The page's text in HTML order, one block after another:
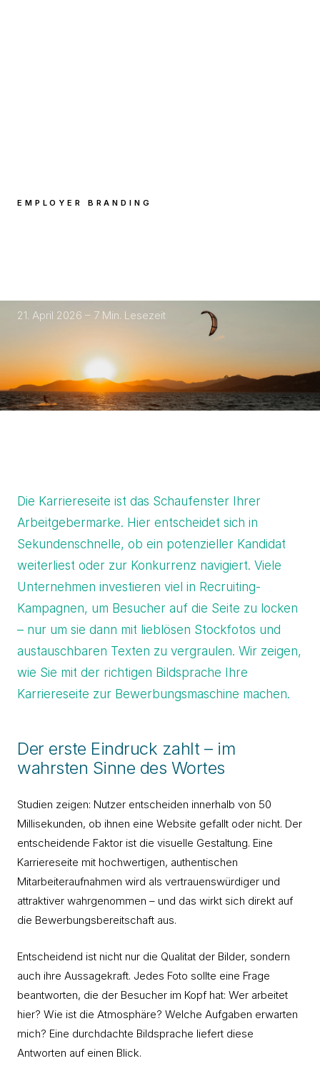
EMPLOYER BRANDING
21. April 2026 – 7 Min. Lesezeit
Die Karriereseite ist das Schaufenster Ihrer
Arbeitgebermarke. Hier entscheidet sich in
Sekundenschnelle, ob ein potenzieller Kandidat
weiterliest oder zur Konkurrenz navigiert. Viele
Unternehmen investieren viel in Recruiting-
Kampagnen, um Besucher auf die Seite zu locken
– nur um sie dann mit lieblösen Stockfotos und
austauschbaren Texten zu vergraulen. Wir zeigen,
wie Sie mit der richtigen Bildsprache Ihre
Karriereseite zur Bewerbungsmaschine machen.
Der erste Eindruck zahlt – im
wahrsten Sinne des Wortes
Studien zeigen: Nutzer entscheiden innerhalb von 50
Millisekunden, ob ihnen eine Website gefallt oder nicht. Der
entscheidende Faktor ist die visuelle Gestaltung. Eine
Karriereseite mit hochwertigen, authentischen
Mitarbeiteraufnahmen wird als vertrauenswürdiger und
attraktiver wahrgenommen – und das wirkt sich direkt auf
die Bewerbungsbereitschaft aus.
Entscheidend ist nicht nur die Qualitat der Bilder, sondern
auch ihre Aussagekraft. Jedes Foto sollte eine Frage
beantworten, die der Besucher im Kopf hat: Wer arbeitet
hier? Wie ist die Atmosphäre? Welche Aufgaben erwarten
mich? Eine durchdachte Bildsprache liefert diese
Antworten auf einen Blick.